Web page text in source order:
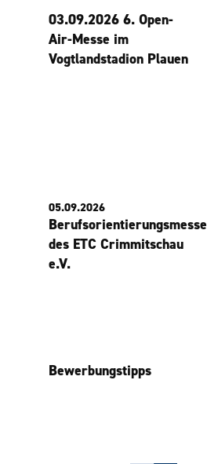
03.09.2026 6. Open-
Air-Messe im
Vogtlandstadion Plauen
05.09.2026
Berufsorientierungsmesse
des ETC Crimmitschau
e.V.
Bewerbungstipps